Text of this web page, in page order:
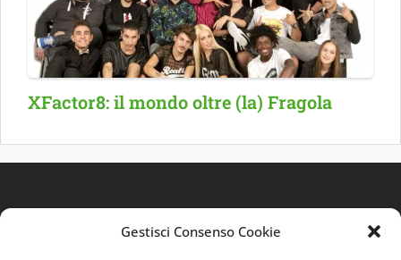
Gestisci Consenso Cookie
XFactor8: il mondo oltre (la) Fragola